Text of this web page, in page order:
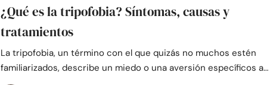
¿Qué es la tripofobia? Síntomas, causas y
tratamientos
La tripofobia, un término con el que quizás no muchos estén
familiarizados, describe un miedo o una aversión específicos a…